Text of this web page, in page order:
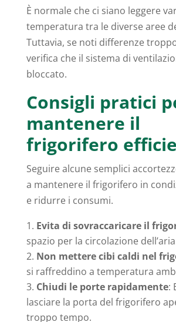
È normale che ci siano leggere
temperatura tra le diverse aree
Tuttavia, se noti differenze
verifica che il sistema di
bloccato.
Consigli pratici
mantenere il
frigorifero
Seguire alcune semplici
a mantenere il frigorifero in
e ridurre i consumi.
Evita di sovraccaricare il
spazio per la circolazione
Non mettere cibi caldi nel
si raffreddino a temperatura
Chiudi le porte rapidamente:
lasciare la porta del frigorifero
troppo tempo.